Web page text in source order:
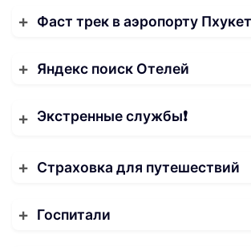
Фаст трек в аэропорту
Яндекс поиск Отелей
Экстренные службы❗️
Страховка для путешествий
Госпитали